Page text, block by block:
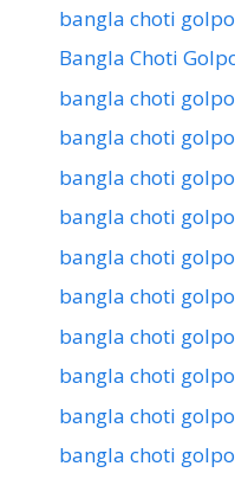
bangla choti golpo
Bangla Choti
bangla choti
bangla choti
bangla choti
bangla choti
bangla choti
bangla choti
bangla choti
bangla choti
bangla choti
bangla choti